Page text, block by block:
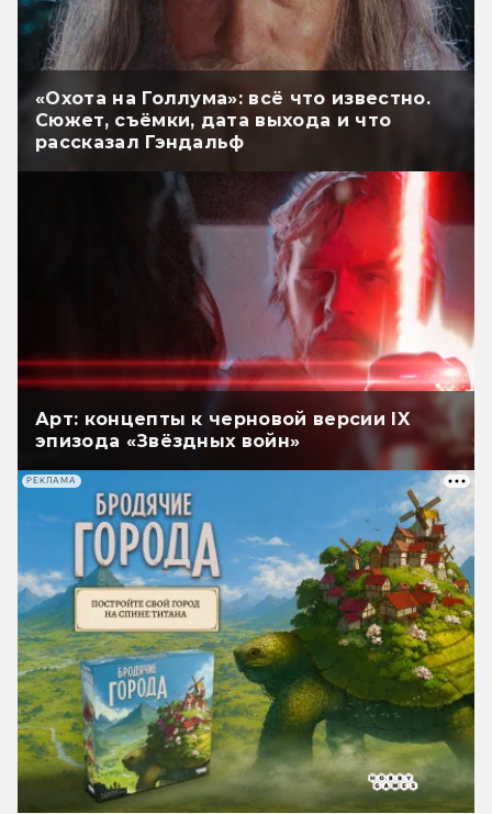
«Охота на Голлума»: всё что известно.
Сюжет, съёмки, дата выхода и что
рассказал Гэндальф
Арт: концепты к черновой версии IX
эпизода «Звёздных войн»
РЕКЛАМА